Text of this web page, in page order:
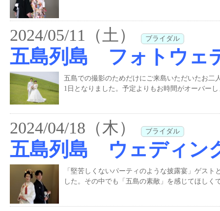
2024/05/11（土） ブライダル
五島列島 フォトウェ
五島での撮影のためだけにご来島いただいたお
1日となりました。予定よりもお時間がオーバー
2024/04/18（木） ブライダル
五島列島 ウェディン
「堅苦しくないパーティのような披露宴」ゲス
した。その中でも「五島の素敵」を感じてほし